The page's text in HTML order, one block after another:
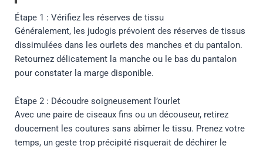
Étape 1 : Vérifiez les réserves de tissu
Généralement, les judogis prévoient des réserves de tissus
dissimulées dans les ourlets des manches et du pantalon.
Retournez délicatement la manche ou le bas du pantalon
pour constater la marge disponible.
Étape 2 : Découdre soigneusement l’ourlet
Avec une paire de ciseaux fins ou un découseur, retirez
doucement les coutures sans abîmer le tissu. Prenez votre
temps, un geste trop précipité risquerait de déchirer le